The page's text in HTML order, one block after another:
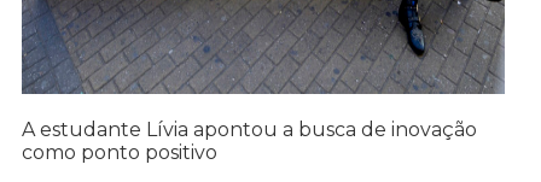
A estudante Lívia apontou a busca de inovação
como ponto positivo